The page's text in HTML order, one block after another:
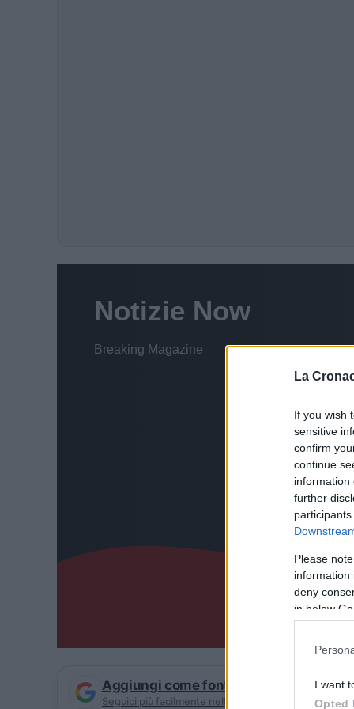
La
If you wish
sensitive
confirm
continue
information
further
Please
information
deny
in below
I want
Opted
Aggiungi come fonte preferita su
Seguici più facilmente nelle notizie consigliate